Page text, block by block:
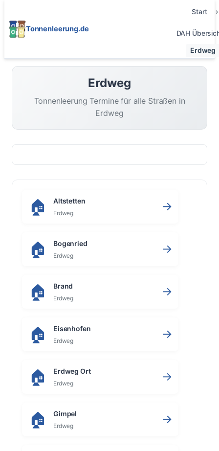
Tonnenleerung.de
Start
DAH
Erdweg
Erdweg
Tonnenleerung Termine für alle Straßen in
Erdweg
🏠 Altstetten
Erdweg →
🏠 Bogenried
Erdweg →
🏠 Brand
Erdweg →
🏠 Eisenhofen
Erdweg →
🏠 Erdweg Ort
Erdweg →
🏠 Gimpel
Erdweg →